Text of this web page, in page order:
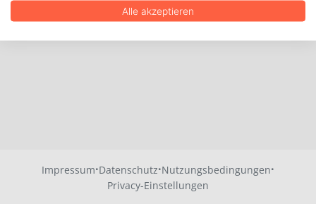
Impressum·Datenschutz·Nutzungsbedingungen·
Privacy-Einstellungen
Alle akzeptieren